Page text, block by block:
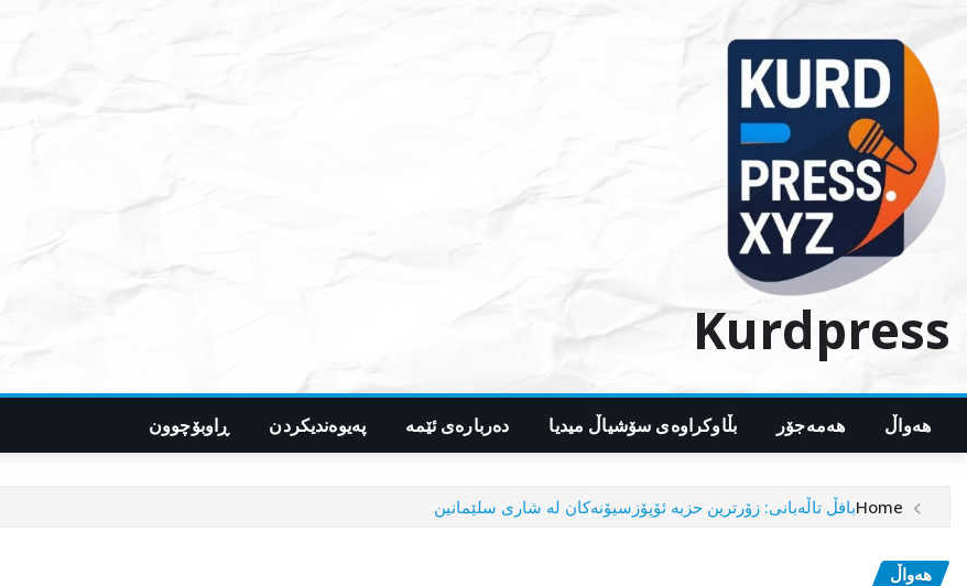
content
Kurdpress
هەواڵ هەمەجۆر بڵاوکراوەی سۆشیاڵ میدیا دەربارەی ئێمە پەیوەندیکردن ڕاوبۆچوون
Homeبافڵ تاڵەبانی: زۆرترین حزبە ئۆپۆزسیۆنەکان لە شاری سلێمانین
هەواڵ